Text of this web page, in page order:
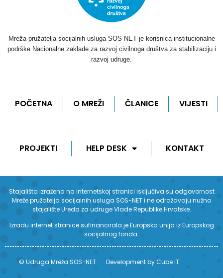
Mreža pružatelja socijalnih usluga SOS-NET je korisnica institucionalne
podrške Nacionalne zaklade za razvoj civilnoga društva za stabilizaciju i
razvoj udruge.
POČETNA O MREŽI ČLANICE VIJESTI
PROJEKTI HELP DESK KONTAKT
Stajališta izražena na internetskoj stranici isključiva su odgovornost
Mreže pružatelja socijalnih usluga SOS-NET i ne odražavaju nužno
stajalište Ureda za udruge Vlade Republike Hrvatske.
Izradu internet stranice sufinancirala je Europska unija iz Europskog
socijalnog fonda.
© Udruga Mreža SOS-NET Development by Cube IT